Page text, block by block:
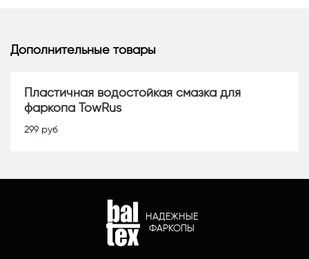
Дополнительные товары
Пластичная водостойкая смазка для
фаркопа TowRus
299 руб
НАДЕЖНЫЕ
ФАРКОПЫ